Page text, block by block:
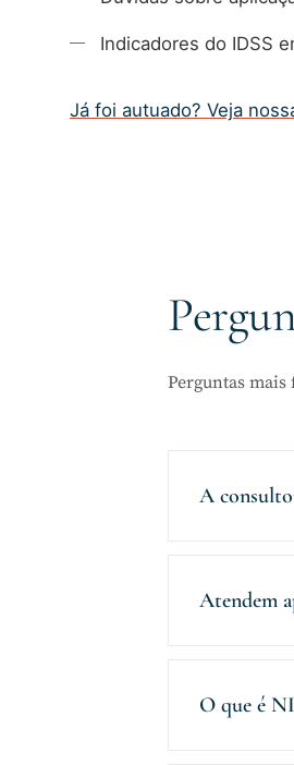
Indicadores do IDSS
Já foi autuado? Veja
Perguntas mais
A
Atendem
O que é